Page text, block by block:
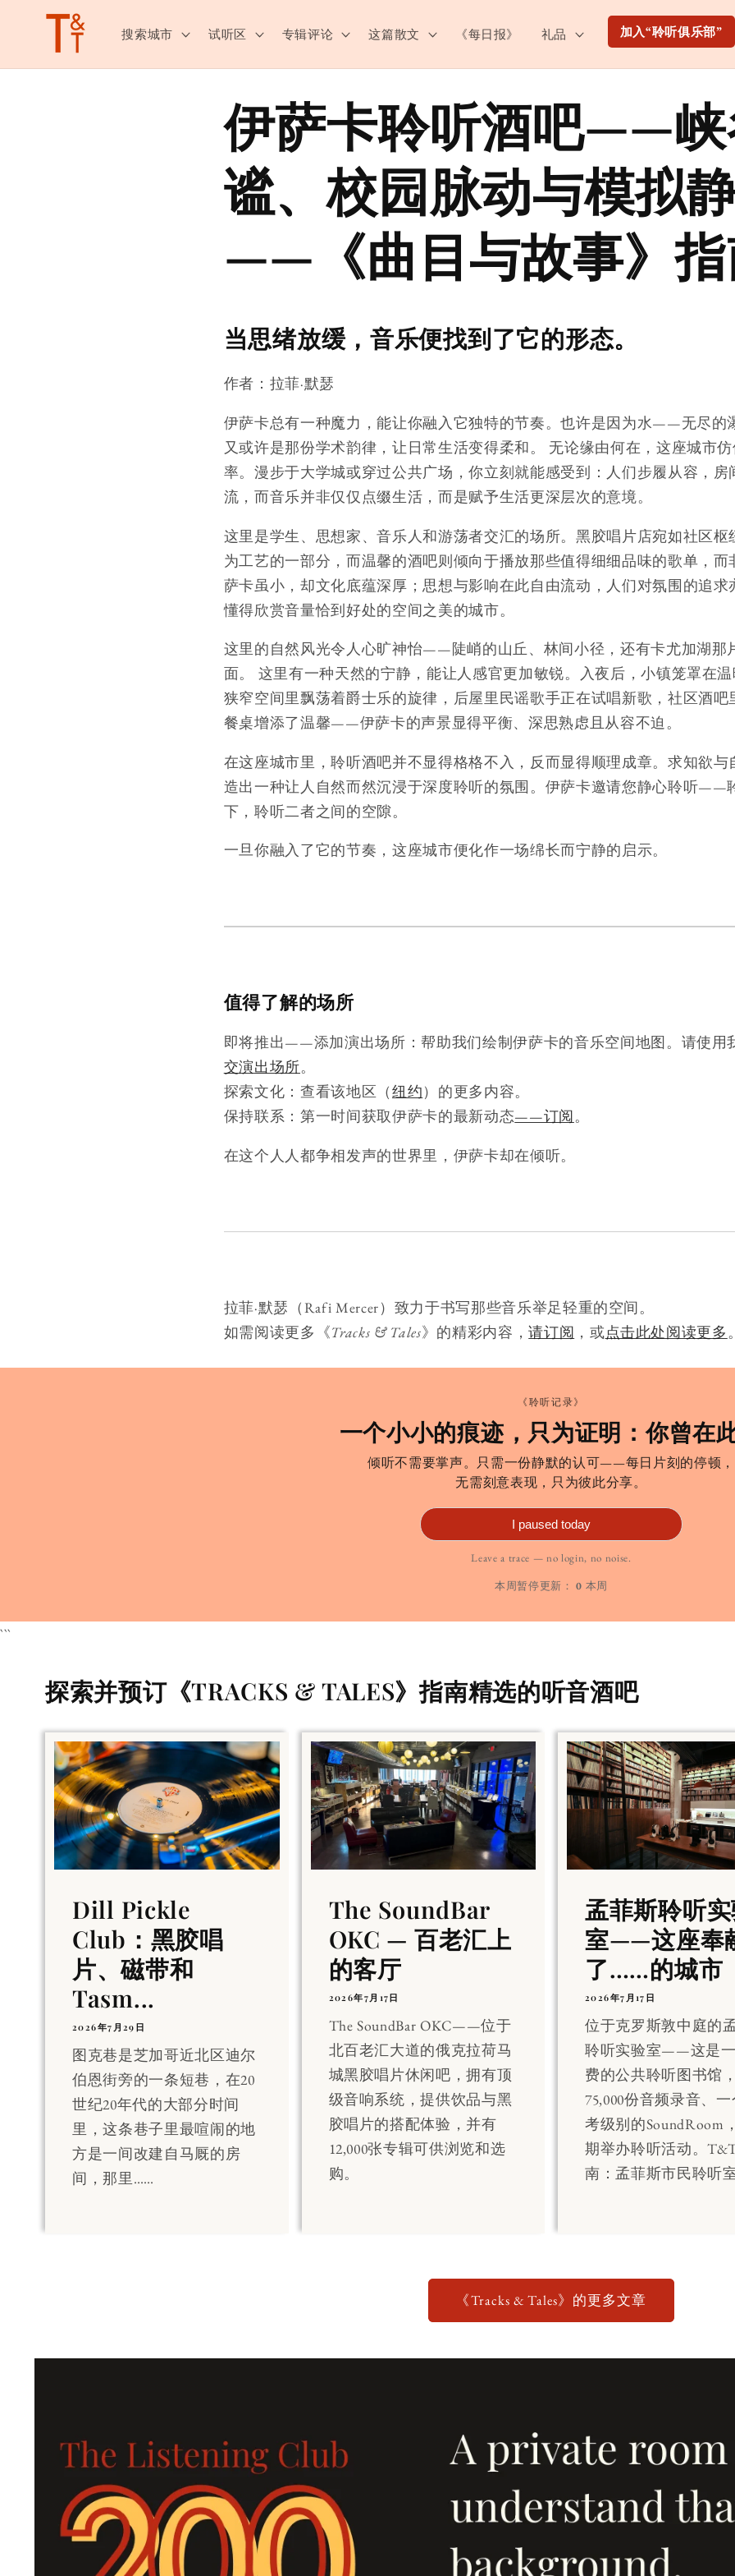
跳至内
搜索城市 试听区 专辑评论 这篇散文 《每日报》 礼品 加入“聆听俱乐部”
伊萨卡聆听酒吧——
谧、校园脉动与模拟
——《曲目与故事》
当思绪放缓，音乐便找到了它的形态。
作者：拉菲·默瑟
伊萨卡总有一种魔力，能让你融入它独特的节奏。也许是因为水——无尽
又或许是那份学术韵律，让日常生活变得柔和。 无论缘由何在，这座城市
率。漫步于大学城或穿过公共广场，你立刻就能感受到：人们步履从容，
流，而音乐并非仅仅点缀生活，而是赋予生活更深层次的意境。
这里是学生、思想家、音乐人和游荡者交汇的场所。黑胶唱片店宛如社区
为工艺的一部分，而温馨的酒吧则倾向于播放那些值得细细品味的歌单，
萨卡虽小，却文化底蕴深厚；思想与影响在此自由流动，人们对氛围的追
懂得欣赏音量恰到好处的空间之美的城市。
这里的自然风光令人心旷神怡——陡峭的山丘、林间小径，还有卡尤加湖那
面。 这里有一种天然的宁静，能让人感官更加敏锐。入夜后，小镇笼罩在
狭窄空间里飘荡着爵士乐的旋律，后屋里民谣歌手正在试唱新歌，社区酒
餐桌增添了温馨——伊萨卡的声景显得平衡、深思熟虑且从容不迫。
在这座城市里，聆听酒吧并不显得格格不入，反而显得顺理成章。求知欲
造出一种让人自然而然沉浸于深度聆听的氛围。伊萨卡邀请您静心聆听——
下，聆听二者之间的空隙。
一旦你融入了它的节奏，这座城市便化作一场绵长而宁静的启示。
值得了解的场所
即将推出——添加演出场所：帮助我们绘制伊萨卡的音乐空间地图。请使用
交演出场所。
探索文化：查看该地区（纽约）的更多内容。
保持联系：第一时间获取伊萨卡的最新动态——订阅。
在这个人人都争相发声的世界里，伊萨卡却在倾听。
拉菲·默瑟（Rafi Mercer）致力于书写那些音乐举足轻重的空间。
如需阅读更多《Tracks & Tales》的精彩内容，请订阅 ，或点击此处阅读更多
《聆听记录》
一个小小的痕迹，只为证明：你曾在
倾听不需要掌声。只需一份静默的认可——每日片刻的停顿，
无需刻意表现，只为彼此分享。
I paused today
Leave a trace — no login, no noise.
本周暂停更新： 0 本周
```
探索并预订《TRACKS & TALES》指南精选的听音酒吧
Dill Pickle
Club：黑胶唱
片、磁带和
Tasm...
2026年7月29日
图克巷是芝加哥近北区迪尔
伯恩街旁的一条短巷，在20
世纪20年代的大部分时间
里，这条巷子里最喧闹的地
方是一间改建自马厩的房
间，那里……
The SoundBar
OKC — 百老汇上
的客厅
2026年7月17日
The SoundBar OKC——位于
北百老汇大道的俄克拉荷马
城黑胶唱片休闲吧，拥有顶
级音响系统，提供饮品与黑
胶唱片的搭配体验，并有
12,000张专辑可供浏览和选
购。
孟菲斯聆听
室——这座奉
了……的城市
2026年7月17日
位于克罗斯敦中庭的
聆听实验室——这是
费的公共聆听图书馆
75,000份音频录音、
考级别的SoundRoom
期举办聆听活动。
南：孟菲斯市民聆听
《Tracks & Tales》的更多文章